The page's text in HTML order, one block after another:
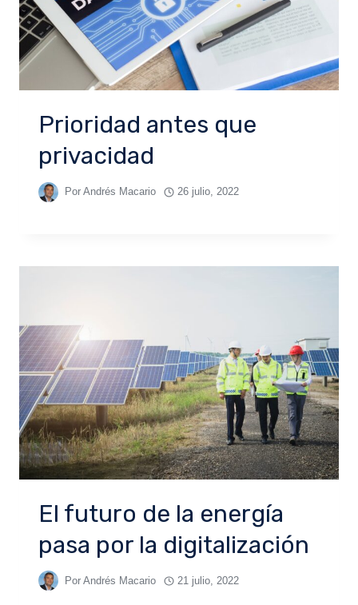
Prioridad antes que
privacidad
Por Andrés Macario 26 julio, 2022
El futuro de la energía
pasa por la digitalización
Por Andrés Macario 21 julio, 2022